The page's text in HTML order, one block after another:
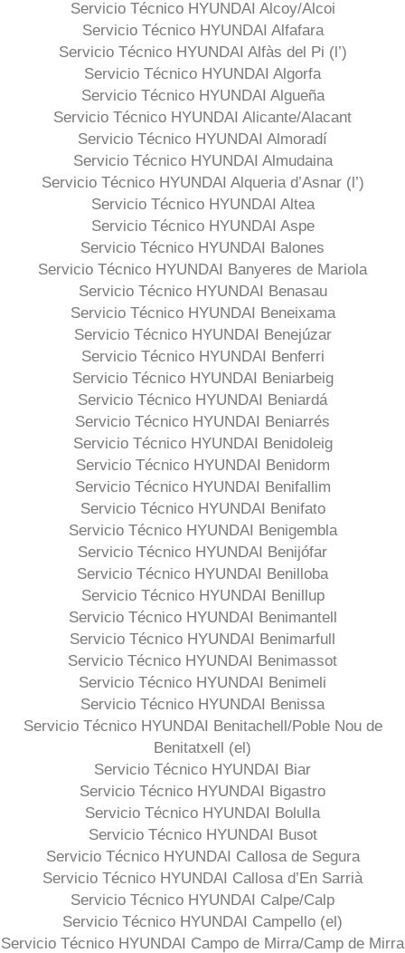
Servicio Técnico HYUNDAI Alcoy/Alcoi
Servicio Técnico HYUNDAI Alfafara
Servicio Técnico HYUNDAI Alfàs del Pi (l’)
Servicio Técnico HYUNDAI Algorfa
Servicio Técnico HYUNDAI Algueña
Servicio Técnico HYUNDAI Alicante/Alacant
Servicio Técnico HYUNDAI Almoradí
Servicio Técnico HYUNDAI Almudaina
Servicio Técnico HYUNDAI Alqueria d’Asnar (l’)
Servicio Técnico HYUNDAI Altea
Servicio Técnico HYUNDAI Aspe
Servicio Técnico HYUNDAI Balones
Servicio Técnico HYUNDAI Banyeres de Mariola
Servicio Técnico HYUNDAI Benasau
Servicio Técnico HYUNDAI Beneixama
Servicio Técnico HYUNDAI Benejúzar
Servicio Técnico HYUNDAI Benferri
Servicio Técnico HYUNDAI Beniarbeig
Servicio Técnico HYUNDAI Beniardá
Servicio Técnico HYUNDAI Beniarrés
Servicio Técnico HYUNDAI Benidoleig
Servicio Técnico HYUNDAI Benidorm
Servicio Técnico HYUNDAI Benifallim
Servicio Técnico HYUNDAI Benifato
Servicio Técnico HYUNDAI Benigembla
Servicio Técnico HYUNDAI Benijófar
Servicio Técnico HYUNDAI Benilloba
Servicio Técnico HYUNDAI Benillup
Servicio Técnico HYUNDAI Benimantell
Servicio Técnico HYUNDAI Benimarfull
Servicio Técnico HYUNDAI Benimassot
Servicio Técnico HYUNDAI Benimeli
Servicio Técnico HYUNDAI Benissa
Servicio Técnico HYUNDAI Benitachell/Poble Nou de
Benitatxell (el)
Servicio Técnico HYUNDAI Biar
Servicio Técnico HYUNDAI Bigastro
Servicio Técnico HYUNDAI Bolulla
Servicio Técnico HYUNDAI Busot
Servicio Técnico HYUNDAI Callosa de Segura
Servicio Técnico HYUNDAI Callosa d’En Sarrià
Servicio Técnico HYUNDAI Calpe/Calp
Servicio Técnico HYUNDAI Campello (el)
Servicio Técnico HYUNDAI Campo de Mirra/Camp de Mirra